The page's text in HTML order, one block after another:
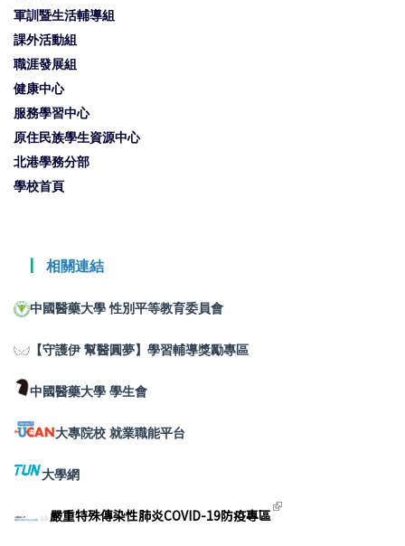
軍訓暨生活輔導組
課外活動組
職涯發展組
健康中心
服務學習中心
原住民族學生資源中心
北港學務分部
學校首頁
┃ 相關連結
中國醫藥大學 性別平等教育委員會
【守護伊 幫醫圓夢】學習輔導獎勵專區
中國醫藥大學 學生會
大專院校 就業職能平台
大學網
嚴重特殊傳染性肺炎COVID-19防疫專區(link is